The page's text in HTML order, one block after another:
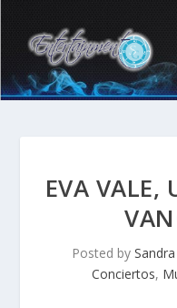
EVA VALE,
Posted by
Conciertos,